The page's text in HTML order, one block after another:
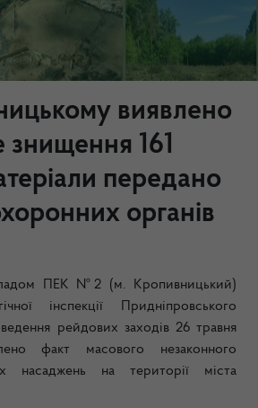
виявлено
знищення 161
передано
органів
ПЕК №2 (м. Кропивницький)
інспекції Придніпровського
рейдових заходів 26 травня
факт масового незаконного
насаджень на території міста